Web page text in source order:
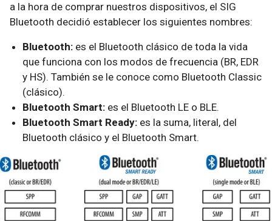
a la hora de comprar nuestros dispositivos, el SIG
Bluetooth decidió establecer los siguientes nombres:
Bluetooth: es el Bluetooth clásico de toda la vida
que funciona con los modos de frecuencia (BR, EDR
y HS). También se le conoce como Bluetooth Classic
(clásico).
Bluetooth Smart: es el Bluetooth LE o BLE.
Bluetooth Smart Ready: es la suma, literal, del
Bluetooth clásico y el Bluetooth Smart.